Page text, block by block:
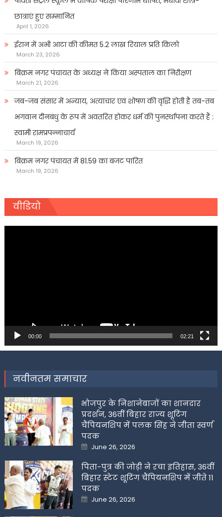
छात्राएं हुए सम्मानित
April 1, 2026
ईरान में अभी आटा की कीमत 5.2 लाख रियाल प्रति किलो
March 23, 2026
बिक्रम नगर पंचायत के अध्यक्ष ने किया अस्पताल का निरीक्षण
March 21, 2026
जब-जब संसार में अन्याय, अत्याचार एवं शोषण की वृद्धि होती है तब-तब
भगवान दीनबंधु के रूप में अवतरित होकर धर्म की पुनर्स्थापना करते हैं :
स्वामी रामप्रपन्नाचार्य
March 19, 2026
बिक्रम नगर पंचायत में 81.59 का बजट पारित
March 19, 2026
वीडियो
00:00 02:21
नवीनतम समाचार
भोजपुर के निशानेबाजों का शानदार
प्रदर्शन, 36वीं बिहार राज्य शूटिंग
चैंपियनशिप में पलक सिंह ने जीता स्वर्ण
पदक
Posted
on
June 26, 2026
पिता-पुत्र की जोड़ी ने रचा इतिहास, 36वीं
बिहार स्टेट शूटिंग चैंपियनशिप में जीते 11
पदक
Posted
on
June 26, 2026